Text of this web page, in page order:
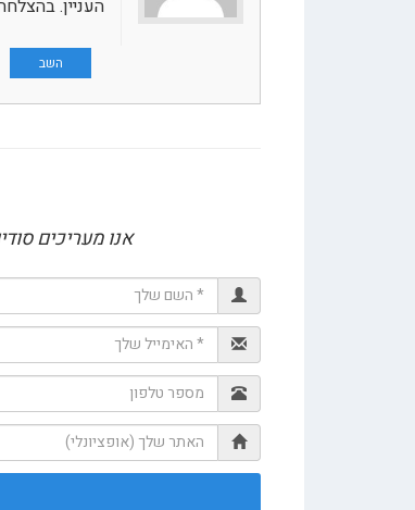
העניין.
השב
אנו מעריכים